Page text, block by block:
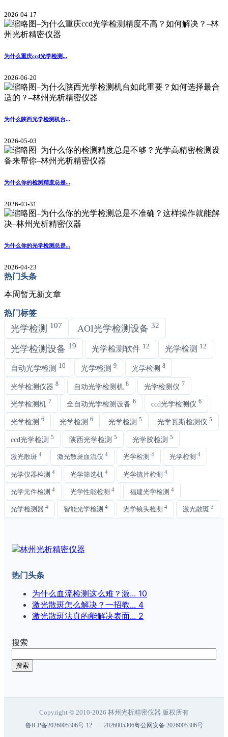
2026-04-17
为什么重庆ccd光学检测...
2026-06-20
为什么陕西光学检测机台...
2026-05-03
为什么你的检测精度总是...
2026-03-31
为什么你的光学检测总是...
2026-04-23
热门头条
本周暂无新文章
热门标签
光学检测 107 AOI光学检测设备 32
光学检测设备 19 光学检测软件 12 光学检测 12
自动光学检测 10 光学检测 9 光学检测 8
光学检测仪器 8 自动光学检测机 8 光学检测仪 7
光学检测机 7 全自动光学检测设备 6 ccd光学检测仪 6
光学检测 6 光学检测 6 光学检测 5 光学瓦斯检测仪 5
ccd光学检测 5 陕西光学检测 5 光学胶检测 5
激光散斑 4 激光散斑血流仪 4 光学检测 4 光学检测 4
光学仪器检测 4 光学筛选机 4 光学镜片检测 4
光学元件检测 4 光学性能检测 4 福建光学检测 4
光学检测器 4 智能光学检测 4 光学镜头检测 4 激光散斑 3
热门头条
为什么血流检测这么难？激... 10
激光散斑怎么解决？一招教... 4
激光散斑法真的能解决表面... 2
搜索
搜索
Copyright © 2010-2026 林州光析精密仪器 版权所有
鲁ICP备2026005306号-12 | 2026005306粤公网安备 2026005306号